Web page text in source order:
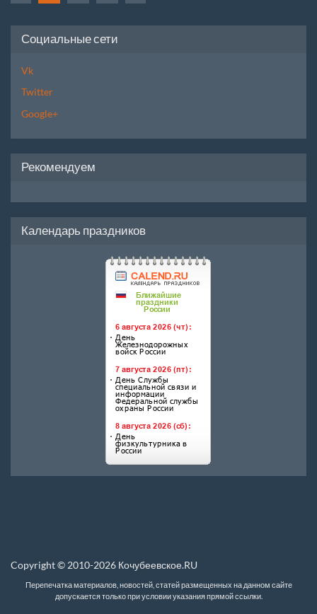
Социальные сети
Vk
Twitter
Google+
Рекомендуем
Календарь праздников
Copyright © 2010-2026 Кочубеевское.RU
Перепечатка материалов, новостей, статей размещенных на данном сайте
допускается только при условии указания прямой ссылки.